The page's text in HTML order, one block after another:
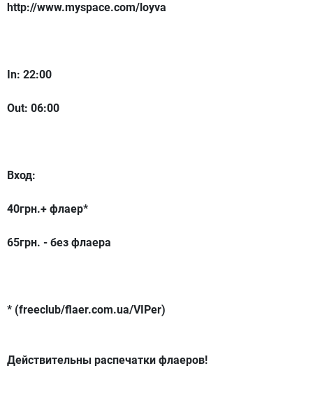
http://www.myspace.com/loyva
In: 22:00
Out: 06:00
Вход:
40грн.+ флаер*
65грн. - без флаера
* (freeclub/flaer.com.ua/VIPer)
Действительны распечатки флаеров!